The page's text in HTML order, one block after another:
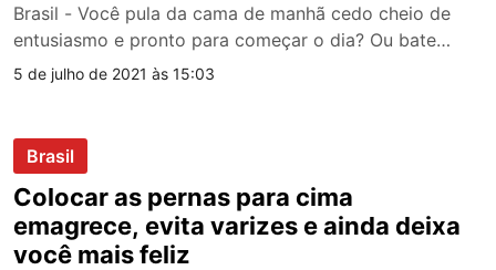
Brasil - Você pula da cama de manhã cedo cheio de
entusiasmo e pronto para começar o dia? Ou bate…
5 de julho de 2021 às 15:03
Brasil
Colocar as pernas para cima
emagrece, evita varizes e ainda deixa
você mais feliz